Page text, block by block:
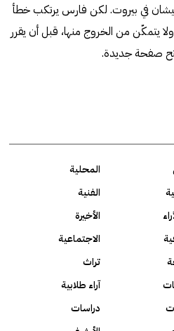
في بيروت. لكن فارس يرتكب خطأ
يتمكّن من الخروج منها، قبل أن يقرر
صفحة جديدة.
المحلية
الفنية
الأخيرة
الاجتماعية
تراث
آراء طلابية
دراسات